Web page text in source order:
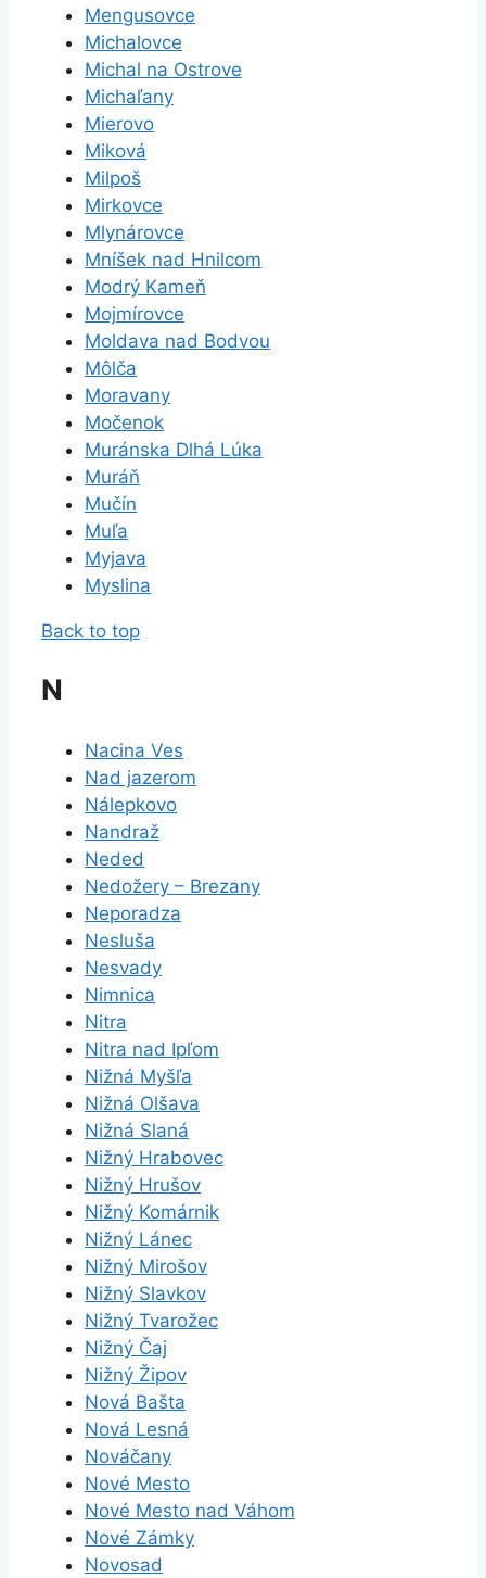
Mengusovce
Michalovce
Michal na Ostrove
Michaľany
Mierovo
Miková
Milpoš
Mirkovce
Mlynárovce
Mníšek nad Hnilcom
Modrý Kameň
Mojmírovce
Moldava nad Bodvou
Môlča
Moravany
Močenok
Muránska Dlhá Lúka
Muráň
Mučín
Muľa
Myjava
Myslina
Back to top
N
Nacina Ves
Nad jazerom
Nálepkovo
Nandraž
Neded
Nedožery – Brezany
Neporadza
Nesluša
Nesvady
Nimnica
Nitra
Nitra nad Ipľom
Nižná Myšľa
Nižná Olšava
Nižná Slaná
Nižný Hrabovec
Nižný Hrušov
Nižný Komárnik
Nižný Lánec
Nižný Mirošov
Nižný Slavkov
Nižný Tvarožec
Nižný Čaj
Nižný Žipov
Nová Bašta
Nová Lesná
Nováčany
Nové Mesto
Nové Mesto nad Váhom
Nové Zámky
Novosad